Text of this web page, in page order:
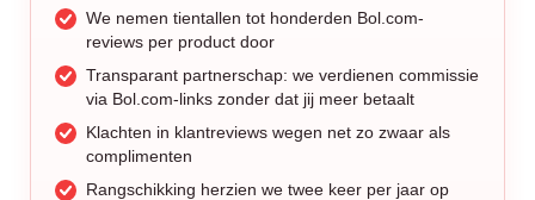
We nemen tientallen tot honderden Bol.com-
reviews per product door
Transparant partnerschap: we verdienen commissie
via Bol.com-links zonder dat jij meer betaalt
Klachten in klantreviews wegen net zo zwaar als
complimenten
Rangschikking herzien we twee keer per jaar op